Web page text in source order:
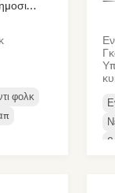
Μέσα Ενημέρωσης/Δημοσιογράφος
φολκ